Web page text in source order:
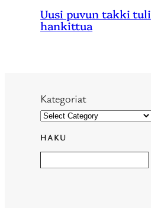
Uusi puvun takki tuli
hankittua
Kategoriat
HAKU